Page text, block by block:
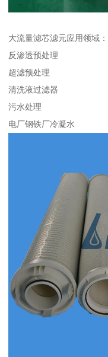
大流量滤芯滤元应用领域：
反渗透预处理
超滤预处理
清洗液过滤器
污水处理
电厂钢铁厂冷凝水